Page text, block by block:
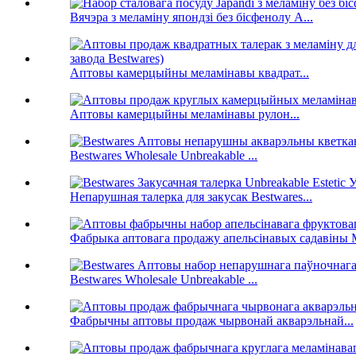
Вячэра з меламіну япондзі без бісфенолу А...
Аптовы камерцыйны меламінавы квадрат...
Аптовы камерцыйны меламінавы рулон...
Bestwares Wholesale Unbreakable ...
Непарушная талерка для закусак Bestwares...
Фабрыка аптовага продажу апельсінавых садавіны
Bestwares Wholesale Unbreakable ...
Фабрычны аптовы продаж чырвонай акварэльнай...